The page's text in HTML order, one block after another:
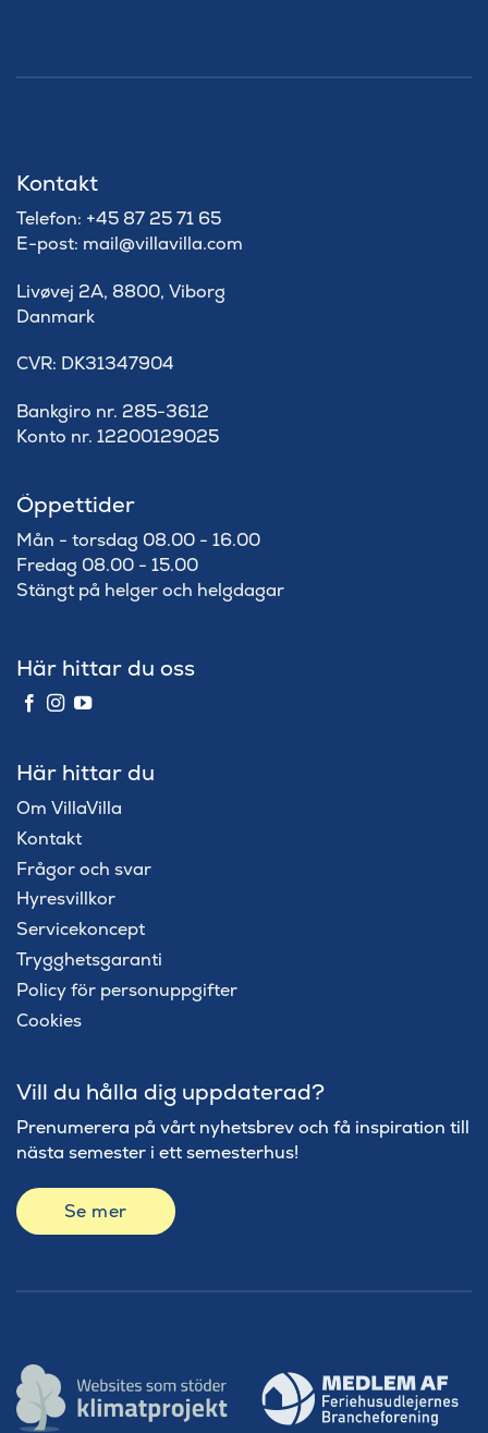
Kontakt
Telefon: +45 87 25 71 65
E-post: mail@villavilla.com
Livøvej 2A, 8800, Viborg
Danmark
​CVR: DK31347904
Bankgiro nr. 285-3612
Konto nr. 12200129025
Öppettider
Mån - torsdag 08.00 - 16.00
Fredag 08.00 - 15.00
Stängt på helger och helgdagar
Här hittar du oss
Här hittar du
Om VillaVilla
Kontakt
Frågor och svar
Hyresvillkor
Servicekoncept
Trygghetsgaranti
Policy för personuppgifter
Cookies
Vill du hålla dig uppdaterad?
Prenumerera på vårt nyhetsbrev och få inspiration till
nästa semester i ett semesterhus!
Se mer